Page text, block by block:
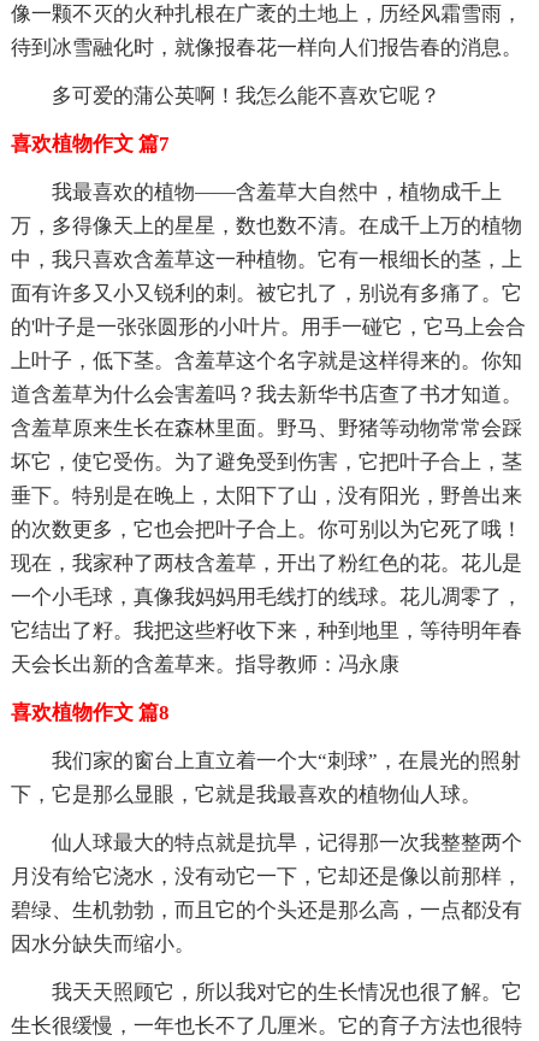
像一颗不灭的火种扎根在广袤的土地上，历经风霜雪雨，
待到冰雪融化时，就像报春花一样向人们报告春的消息。
多可爱的蒲公英啊！我怎么能不喜欢它呢？
喜欢植物作文 篇7
我最喜欢的植物——含羞草大自然中，植物成千上
万，多得像天上的星星，数也数不清。在成千上万的植物
中，我只喜欢含羞草这一种植物。它有一根细长的茎，上
面有许多又小又锐利的刺。被它扎了，别说有多痛了。它
的'叶子是一张张圆形的小叶片。用手一碰它，它马上会合
上叶子，低下茎。含羞草这个名字就是这样得来的。你知
道含羞草为什么会害羞吗？我去新华书店查了书才知道。
含羞草原来生长在森林里面。野马、野猪等动物常常会踩
坏它，使它受伤。为了避免受到伤害，它把叶子合上，茎
垂下。特别是在晚上，太阳下了山，没有阳光，野兽出来
的次数更多，它也会把叶子合上。你可别以为它死了哦！
现在，我家种了两枝含羞草，开出了粉红色的花。花儿是
一个小毛球，真像我妈妈用毛线打的线球。花儿凋零了，
它结出了籽。我把这些籽收下来，种到地里，等待明年春
天会长出新的含羞草来。指导教师：冯永康
喜欢植物作文 篇8
我们家的窗台上直立着一个大“刺球”，在晨光的照射
下，它是那么显眼，它就是我最喜欢的植物仙人球。
仙人球最大的特点就是抗旱，记得那一次我整整两个
月没有给它浇水，没有动它一下，它却还是像以前那样，
碧绿、生机勃勃，而且它的个头还是那么高，一点都没有
因水分缺失而缩小。
我天天照顾它，所以我对它的生长情况也很了解。它
生长很缓慢，一年也长不了几厘米。它的育子方法也很特